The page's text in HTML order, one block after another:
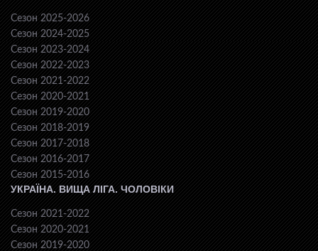
Сезон 2025-2026
Сезон 2024-2025
Сезон 2023-2024
Сезон 2022-2023
Сезон 2021-2022
Сезон 2020-2021
Сезон 2019-2020
Сезон 2018-2019
Сезон 2017-2018
Сезон 2016-2017
Сезон 2015-2016
УКРАЇНА. ВИЩА ЛІГА. ЧОЛОВІКИ
Сезон 2021-2022
Сезон 2020-2021
Сезон 2019-2020